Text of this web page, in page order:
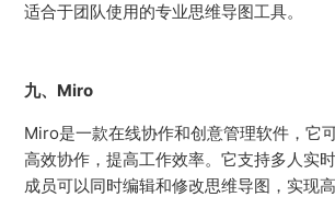
适合于团队使用的专业思维导图工具。
九、Miro
Miro是一款在线协作和创意管理软件，它
高效协作，提高工作效率。它支持多人实
成员可以同时编辑和修改思维导图，实现